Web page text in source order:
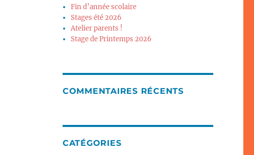
Fin d’année scolaire
Stages été 2026
Atelier parents !
Stage de Printemps 2026
COMMENTAIRES RÉCENTS
CATÉGORIES